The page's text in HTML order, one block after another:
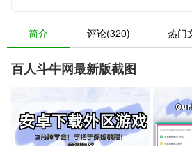
简介 评论(320) 热门
百人斗牛网最新版截图